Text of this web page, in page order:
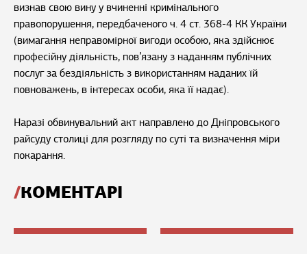
визнав свою вину у вчиненні кримінального
правопорушення, передбаченого ч. 4 ст. 368-4 КК України
(вимагання неправомірної вигоди особою, яка здійснює
професійну діяльність, пов’язану з наданням публічних
послуг за бездіяльність з використанням наданих їй
повноважень, в інтересах особи, яка її надає).
Наразі обвинувальний акт направлено до Дніпровського
райсуду столиці для розгляду по суті та визначення міри
покарання.
КОМЕНТАРІ